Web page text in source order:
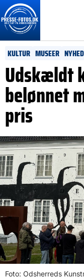
KULTUR MUSEER
Udskældt
belønnet
pris
Foto: Odsherreds